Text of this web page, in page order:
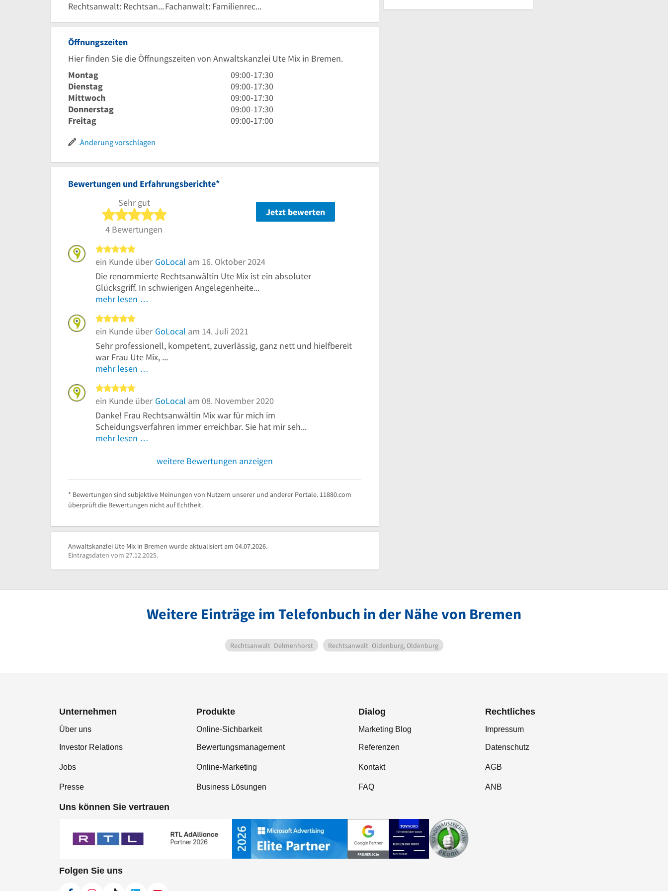
Rechtsanwalt: Rechtsanwaltskanzleien
Fachanwalt: Familienrecht
Öffnungszeiten
Hier finden Sie die Öffnungszeiten von Anwaltskanzlei Ute Mix in Bremen.
Montag
9
Uhr
bis
17
Uhr
09:00-17:30
Dienstag
9
Uhr
bis
17
09:00-17:30
Mittwoch
9
Uhr
bis
09:00-17:30
Donnerstag
9
Uhr
30
09:00-17:30
Freitag
9
Uhr
09:00-17:00
Änderung vorschlagen
Bewertungen und Erfahrungsberichte*
Sehr gut
5 von 5 Sternen
4 Bewertungen
Jetzt bewerten
ein Kunde über GoLocal am 16. Oktober 2024
Die renommierte Rechtsanwältin Ute Mix ist ein absoluter
Glücksgriff. In schwierigen Angelegenheite...
mehr lesen …
ein Kunde über GoLocal am 14. Juli 2021
Sehr professionell, kompetent, zuverlässig, ganz nett und hielfbereit
war Frau Ute Mix, ...
mehr lesen …
ein Kunde über GoLocal am 08. November 2020
Danke! Frau Rechtsanwältin Mix war für mich im
Scheidungsverfahren immer erreichbar. Sie hat mir seh...
mehr lesen …
weitere Bewertungen anzeigen
* Bewertungen sind subjektive Meinungen von Nutzern unserer und anderer Portale. 11880.com
überprüft die Bewertungen nicht auf Echtheit.
Anwaltskanzlei Ute Mix in Bremen wurde aktualisiert am 04.07.2026.
Eintragsdaten vom 27.12.2025.
Weitere Einträge im Telefonbuch in der Nähe von Bremen
Rechtsanwalt Delmenhorst Rechtsanwalt Oldenburg, Oldenburg
Unternehmen
Über uns
Investor Relations
Jobs
Presse
Produkte
Online-Sichbarkeit
Bewertungsmanagement
Online-Marketing
Business Lösungen
Dialog
Marketing Blog
Referenzen
Kontakt
FAQ
Rechtliches
Impressum
Datenschutz
AGB
ANB
Uns können Sie vertrauen
Folgen Sie uns